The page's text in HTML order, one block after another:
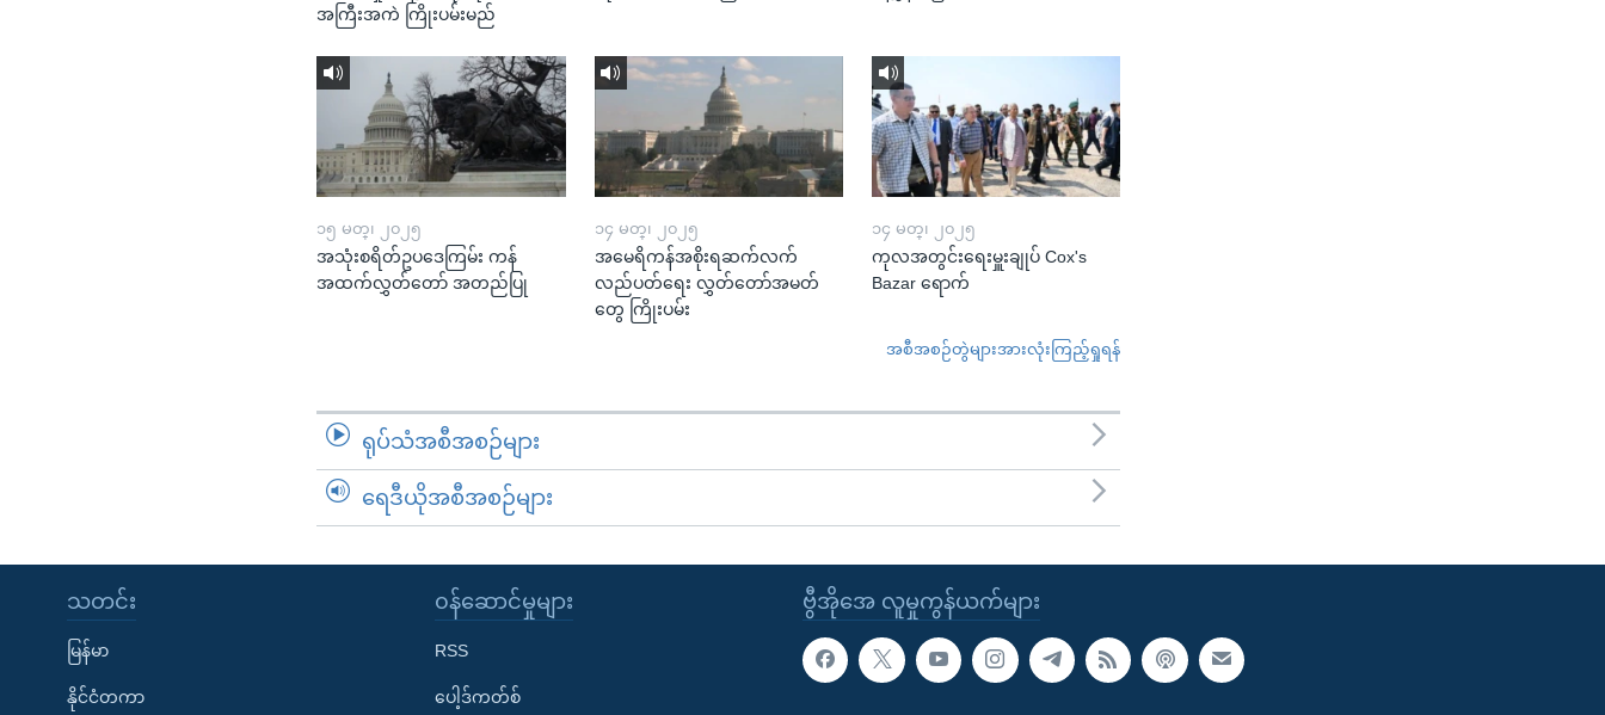
အကြီးအကဲ ကြိုးပမ်းမည်
၁၅ မတ္၊ ၂၀၂၅
အသုံးစရိတ်ဥပဒေကြမ်း ကန်
အထက်လွှတ်တော် အတည်ပြု
၁၄ မတ္၊ ၂၀၂၅
အမေရိကန်အစိုးရဆက်လက်
လည်ပတ်ရေး လွှတ်တော်အမတ်
တွေ ကြိုးပမ်း
၁၄ မတ္၊ ၂၀၂၅
ကုလအတွင်းရေးမှူးချုပ် Cox's
Bazar ရောက်
အစီအစဉ်တွဲများအားလုံးကြည့်ရှုရန်
ရုပ်သံအစီအစဉ်များ
ရေဒီယိုအစီအစဉ်များ
ဗွီအိုအေ လူမှုကွန်ယက်များ
သတင်း
မြန်မာ
နိုင်ငံတကာ
၀န်ဆောင်မှုများ
RSS
ပေါ့ဒ်ကတ်စ်